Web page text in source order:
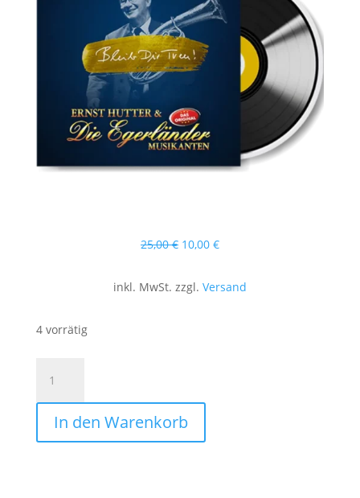
25,00€ Ursprünglicher
war:
10,00 €Aktueller
inkl. MwSt. zzgl. Versand
4 vorrätig
Bleib
Treu!
In den Warenkorb